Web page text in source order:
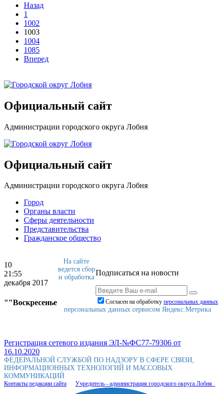
Назад
1
1002
1003
1004
1085
Вперед
Официальный сайт
Администрации городского округа Лобня
Официальный сайт
Администрации городского округа Лобня
Город
Органы власти
Сферы деятельности
Представительства
Гражданское общество
10
21:55
декабря 2017
""Воскресенье
Подписаться на новости
Согласен на обработку персональныx данных
На сайте
ведется сбор
и обработка
персональных данных сервисом Яндекс.Метрика
Регистрация сетевого издания ЭЛ-№ФС77-79306 от
16.10.2020
ФЕДЕРАЛЬНОЙ СЛУЖБОЙ ПО НАДЗОРУ В СФЕРЕ СВЯЗИ,
ИНФОРМАЦИОННЫХ ТЕХНОЛОГИЙ И МАССОВЫХ
КОММУНИКАЦИЙ
Контакты редакции сайта Учредитель - администрация городского округа Лобня